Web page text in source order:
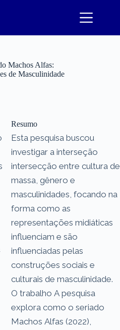
Machos Alfas:
de Masculinidade
Resumo
Esta pesquisa buscou
investigar a interseção
intersecção entre cultura de
massa, gênero e
masculinidades, focando na
forma como as
representações midiáticas
influenciam e são
influenciadas pelas
construções sociais e
culturais de masculinidade.
O trabalho A pesquisa
explora como o seriado
Machos Alfas (2022),